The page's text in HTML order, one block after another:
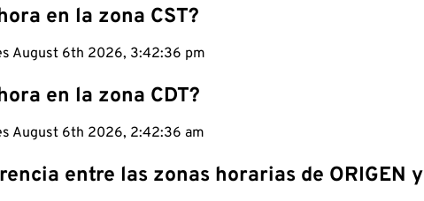
en la zona CST?
August 6th 2026, 3:42:37 pm
en la zona CDT?
August 6th 2026, 2:42:37 am
entre las zonas horarias de ORIGEN y